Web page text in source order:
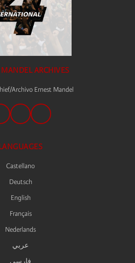
MANDEL ARCHIVES
Archivo Ernest Mandel
Castellano
Deutsch
English
Français
Nederlands
عربي
فارسى